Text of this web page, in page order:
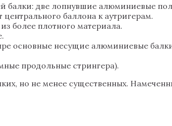
две лопнувшие алюминиевые
баллона к аутригерам.
более плотного материала.
основные несущие алюминиевые
продольные стрингера).
но не менее существенных.